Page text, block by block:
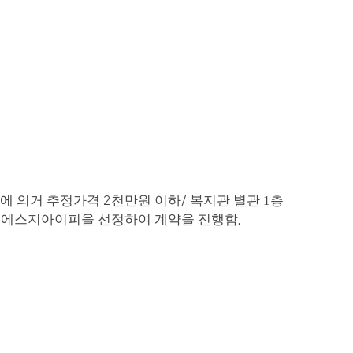
의거 추정가격 2천만원 이하/ 복지관 별관 1층
스지아이피 을 선정하여 계약을 진행함.